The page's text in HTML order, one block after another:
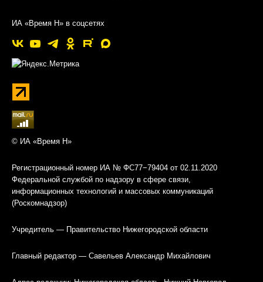
ИА «Время Н» в соцсетях
© ИА «Время Н»
Регистрационный номер ИА № ФС77−79404 от 02.11.2020
Федеральной службой по надзору в сфере связи,
информационных технологий и массовых коммуникаций
(Роскомнадзор)
Учредитель — Правительство Нижегородской области
Главный редактор — Савельев Александр Михайлович